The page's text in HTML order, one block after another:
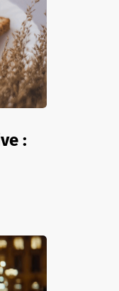
: